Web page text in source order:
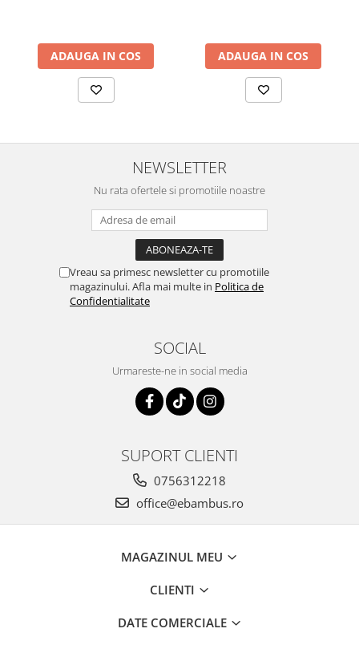
ADAUGA IN COS ADAUGA IN COS
NEWSLETTER
Nu rata ofertele si promotiile noastre
Vreau sa primesc newsletter cu promotiile
magazinului. Afla mai multe in Politica de
Confidentialitate
SOCIAL
Urmareste-ne in social media
SUPORT CLIENTI
0756312218
office@ebambus.ro
MAGAZINUL MEU
CLIENTI
DATE COMERCIALE